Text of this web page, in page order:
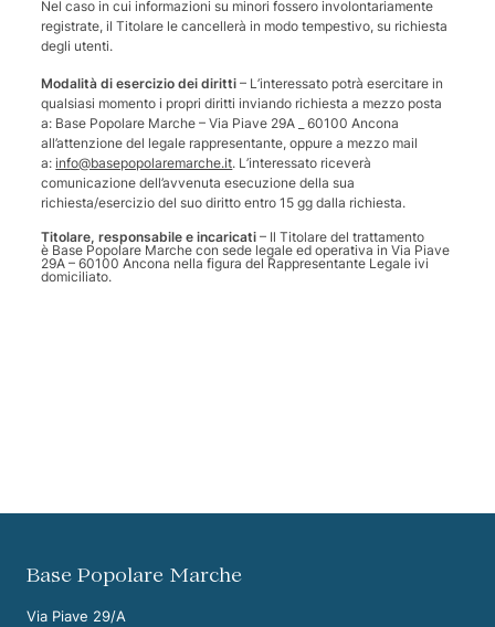
Nel caso in cui informazioni su minori fossero involontariamente
registrate, il Titolare le cancellerà in modo tempestivo, su richiesta
degli utenti.
Modalità di esercizio dei diritti– L’interessato potrà esercitare in
qualsiasi momento i propri diritti inviando richiesta a mezzo posta
a: Base Popolare Marche – Via Piave 29A _ 60100 Ancona
all’attenzione del legale rappresentante, oppure a mezzo mail
a:info@basepopolaremarche.it. L’interessato riceverà
comunicazione dell’avvenuta esecuzione della sua
richiesta/esercizio del suo diritto entro 15 gg dalla richiesta.
Titolare, responsabile e incaricati – Il Titolare del trattamento
è Base Popolare Marche con sede legale ed operativa in Via Piave
29A – 60100 Ancona nella figura del Rappresentante Legale ivi
domiciliato.
Base Popolare Marche
Via Piave 29/A